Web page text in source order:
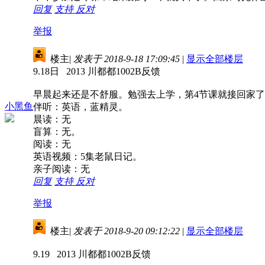
回复 支持 反对
举报
小黑鱼
楼主| 发表于 2018-9-18 17:09:45 | 显示全部楼层
9.18日 2013 川都都1002B反馈
早晨起来还是不舒服。勉强去上学，第4节课就接回家
伴听：英语，蓝精灵。
晨读：无
盲算：无。
阅读：无
英语视频：5集老鼠日记。
亲子阅读：无
回复 支持 反对
举报
楼主| 发表于 2018-9-20 09:12:22 | 显示全部楼层
9.19 2013 川都都1002B反馈